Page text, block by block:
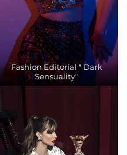
Fashion Editorial " Dark
Sensuality"